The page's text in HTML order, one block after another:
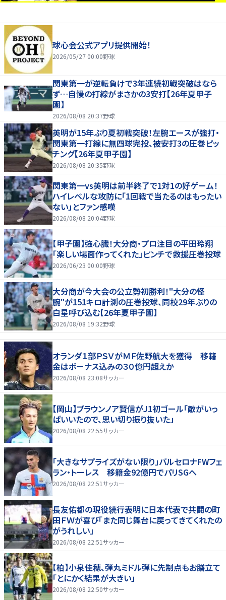
球心会公式アプリ提供開始！
2026/05/27 00:00野球
関東第一が逆転負けで3年連続初戦突破はなら
ず…自慢の打線がまさかの3安打【26年夏甲子
園】
2026/08/08 20:37野球
英明が15年ぶり夏初戦突破！左腕エースが強打・
関東第一打線に無四球完投、被安打3の圧巻ピッ
チング【26年夏甲子園】
2026/08/08 20:35野球
関東第一vs英明は前半終了で1対1の好ゲーム！
ハイレベルな攻防に「1回戦で当たるのはもったい
ない」とファン感嘆
2026/08/08 20:04野球
【甲子園】強心臓！大分商・プロ注目の平田玲翔
「楽しい場面作ってくれた」ピンチで救援圧巻投球
2026/06/23 00:00野球
大分商が今大会の公立勢初勝利！"大分の怪
腕"が151キロ計測の圧巻投球、同校29年ぶりの
白星呼び込む【26年夏甲子園】
2026/08/08 19:32野球
オランダ１部ＰＳＶがＭＦ佐野航大を獲得 移籍
金はボーナス込みの３０億円超えか
2026/08/08 23:08サッカー
【岡山】ブラウンノア賢信がJ1初ゴール「敵がいっ
ぱいいたので、思い切り振り抜いた」
2026/08/08 22:55サッカー
「大きなサプライズがない限り」バルセロナFWフェ
ラン・トーレス 移籍金92億円でパリSGへ
2026/08/08 22:51サッカー
長友佑都の現役続行表明に日本代表で共闘の町
田ＦＷが喜び「また同じ舞台に戻ってきてくれたの
がうれしい」
2026/08/08 22:51サッカー
【柏】小泉佳穂、弾丸ミドル弾に先制点もお膳立て
「とにかく結果が大きい」
2026/08/08 22:50サッカー